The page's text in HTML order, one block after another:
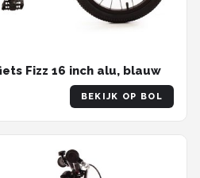
Fizz 16 inch alu, blauw
BEKIJK OP BOL